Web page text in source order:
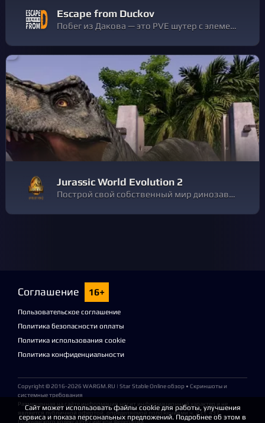
Escape from Duckov
Побег из Дакова — это PVE шутер с элементами сбора ресурсов - в мире уток! Собирай ресурсы, строй своё убежище и улучшай снаряжение в мире Дакова. Начни с нуля и добейся вершины. Перехитри враждебных уток, выживи или хотя бы выберись живым.
Jurassic World Evolution 2
Построй свой собственный мир динозавров!
Соглашение 16+
Пользовательское соглашение
Политика безопасности оплаты
Политика использования cookie
Политика конфиденциальности
Copyright © 2016-2026 WARGM.RU | Star Stable Online обзор • Скриншоты и
системные требования
Размещенная на сайте информация носит информационный характер и не
является публичной офертой, определяемой положениями ч. 2 ст. 437
Гражданского кодекса Российской Федерации.
Сайт может использовать файлы cookie для работы, улучшения
сервиса и показа персональных предложений. Подробнее об этом в